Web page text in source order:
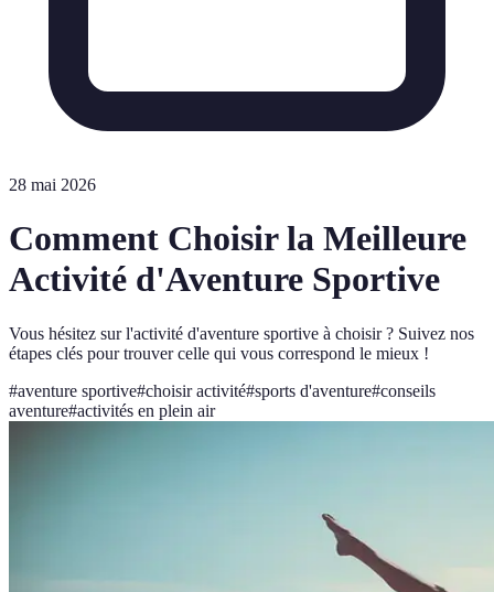
28 mai 2026
Comment Choisir la Meilleure
Activité d'Aventure Sportive
Vous hésitez sur l'activité d'aventure sportive à choisir ? Suivez nos
étapes clés pour trouver celle qui vous correspond le mieux !
#aventure sportive#choisir activité#sports d'aventure#conseils
aventure#activités en plein air